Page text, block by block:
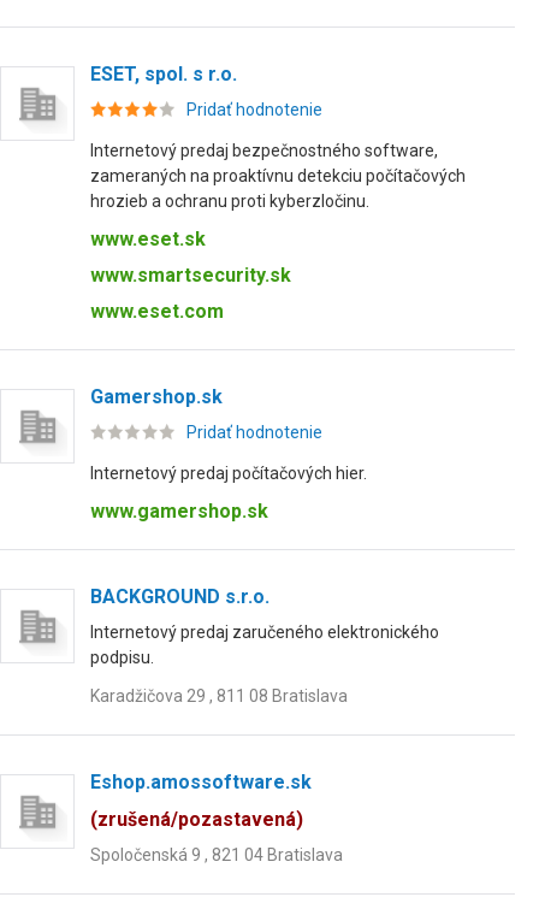
ESET, spol. s r.o.
Pridať hodnotenie
Internetový predaj bezpečnostného software,
zameraných na proaktívnu detekciu počítačových
hrozieb a ochranu proti kyberzločinu.
www.eset.sk
www.smartsecurity.sk
www.eset.com
Gamershop.sk
Pridať hodnotenie
Internetový predaj počítačových hier.
www.gamershop.sk
BACKGROUND s.r.o.
Internetový predaj zaručeného elektronického
podpisu.
Karadžičova 29 , 811 08 Bratislava
Eshop.amossoftware.sk
(zrušená/pozastavená)
Spoločenská 9 , 821 04 Bratislava